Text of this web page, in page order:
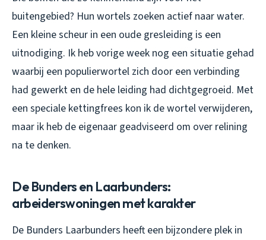
buitengebied? Hun wortels zoeken actief naar water.
Een kleine scheur in een oude gresleiding is een
uitnodiging. Ik heb vorige week nog een situatie gehad
waarbij een populierwortel zich door een verbinding
had gewerkt en de hele leiding had dichtgegroeid. Met
een speciale kettingfrees kon ik de wortel verwijderen,
maar ik heb de eigenaar geadviseerd om over relining
na te denken.
De Bunders en Laarbunders:
arbeiderswoningen met karakter
De Bunders Laarbunders heeft een bijzondere plek in